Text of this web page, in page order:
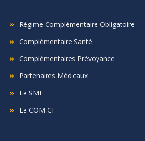
Régime Complémentaire Obligatoire
Complémentaire Santé
Complémentaires Prévoyance
Partenaires Médicaux
Le SMF
Le COM-CI